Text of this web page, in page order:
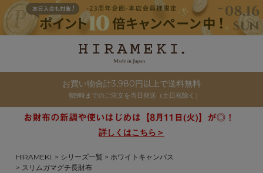
お買い物合計3,980円以上で送料無料
朝9時までのご注文を当日発送（土日祝除く）
詳しくはこちら＞
HIRAMEKI. シリーズ一覧
ホワイトキャンバス
スリムガマグチ長財布